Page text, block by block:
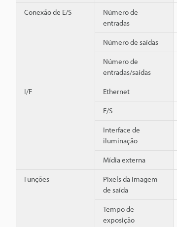
Conexão de E/S
Número de
entradas
Número de saídas
Número de
entradas/saídas
I/F Ethernet
E/S
Interface de
iluminação
Mídia externa
Funções
Pixels da imagem
de saída
Tempo de
exposição